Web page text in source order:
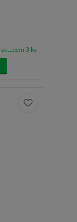
skladem 3 ks